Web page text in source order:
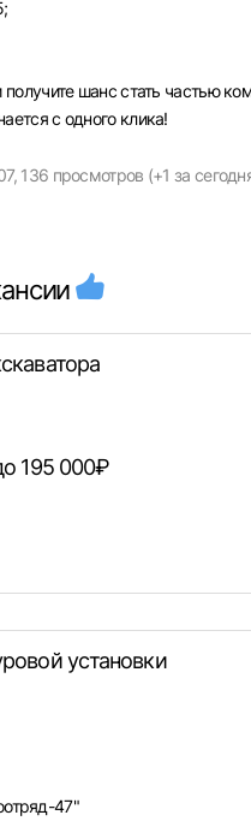
получите шанс стать частью
с одного клика!
136 просмотров (+1 за
195 000₽
установки
47"